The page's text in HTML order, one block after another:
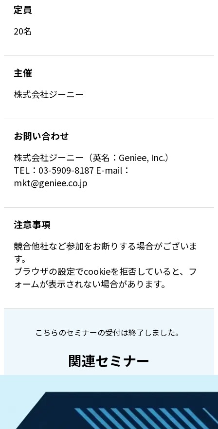
定員
20名
主催
株式会社ジーニー
お問い合わせ
株式会社ジーニー（英名：Geniee, Inc.）
TEL：03-5909-8187 E-mail：
mkt@geniee.co.jp
注意事項
競合他社など参加をお断りする場合がございま
す。
ブラウザの設定でcookieを拒否していると、フ
ォームが表示されない場合があります。
こちらのセミナーの受付は終了しました。
関連セミナー